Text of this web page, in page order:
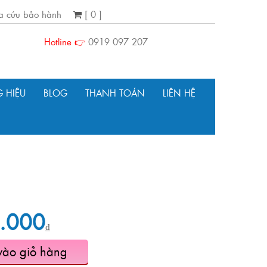
cứu bảo hành
[ 0 ]
Hotline 👉 0919 097 207
HIỆU BLOG THANH TOÁN LIÊN HỆ
₫
giỏ hàng